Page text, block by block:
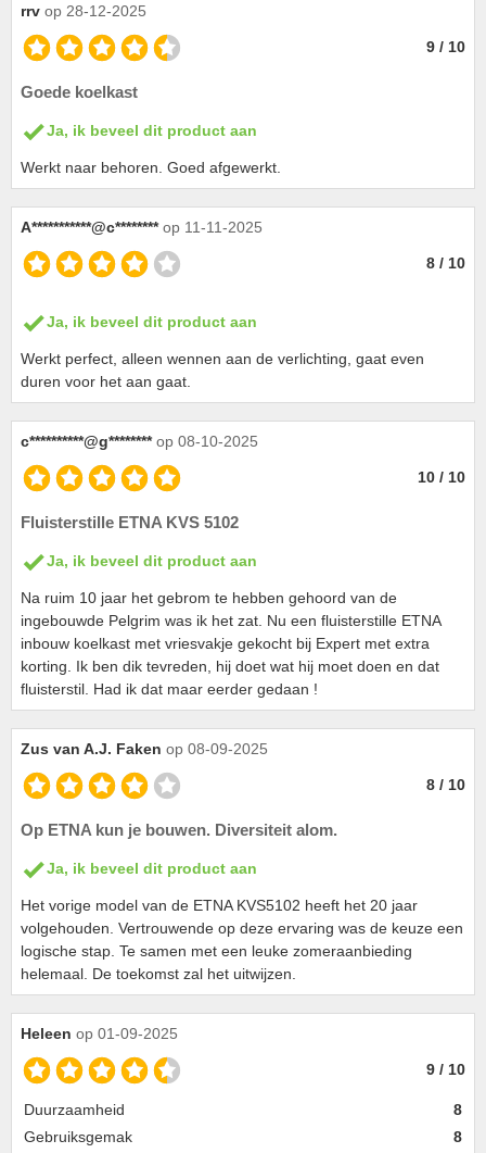
rrv op 28-12-2025
9 / 10
Goede koelkast
Ja, ik beveel dit product aan
Werkt naar behoren. Goed afgewerkt.
A***********@c******** op 11-11-2025
8 / 10
Ja, ik beveel dit product aan
Werkt perfect, alleen wennen aan de verlichting, gaat even
duren voor het aan gaat.
c**********@g******** op 08-10-2025
10 / 10
Fluisterstille ETNA KVS 5102
Ja, ik beveel dit product aan
Na ruim 10 jaar het gebrom te hebben gehoord van de
ingebouwde Pelgrim was ik het zat. Nu een fluisterstille ETNA
inbouw koelkast met vriesvakje gekocht bij Expert met extra
korting. Ik ben dik tevreden, hij doet wat hij moet doen en dat
fluisterstil. Had ik dat maar eerder gedaan !
Zus van A.J. Faken op 08-09-2025
8 / 10
Op ETNA kun je bouwen. Diversiteit alom.
Ja, ik beveel dit product aan
Het vorige model van de ETNA KVS5102 heeft het 20 jaar
volgehouden. Vertrouwende op deze ervaring was de keuze een
logische stap. Te samen met een leuke zomeraanbieding
helemaal. De toekomst zal het uitwijzen.
Heleen op 01-09-2025
9 / 10
Duurzaamheid
8
Gebruiksgemak
8